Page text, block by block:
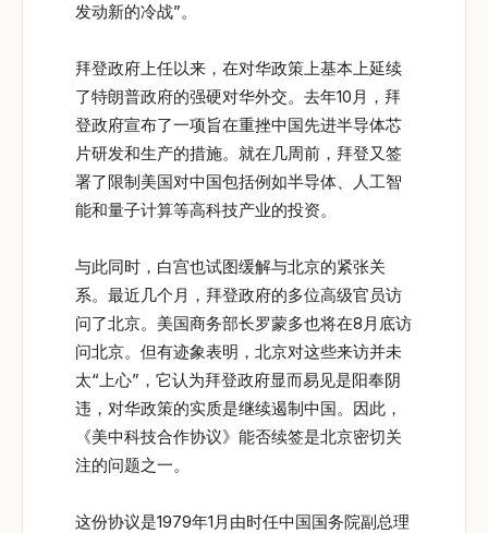
发动新的冷战”。
拜登政府上任以来，在对华政策上基本上延续
了特朗普政府的强硬对华外交。去年10月，拜
登政府宣布了一项旨在重挫中国先进半导体芯
片研发和生产的措施。就在几周前，拜登又签
署了限制美国对中国包括例如半导体、人工智
能和量子计算等高科技产业的投资。
与此同时，白宫也试图缓解与北京的紧张关
系。最近几个月，拜登政府的多位高级官员访
问了北京。美国商务部长罗蒙多也将在8月底访
问北京。但有迹象表明，北京对这些来访并未
太“上心”，它认为拜登政府显而易见是阳奉阴
违，对华政策的实质是继续遏制中国。因此，
《美中科技合作协议》能否续签是北京密切关
注的问题之一。
这份协议是1979年1月由时任中国国务院副总理